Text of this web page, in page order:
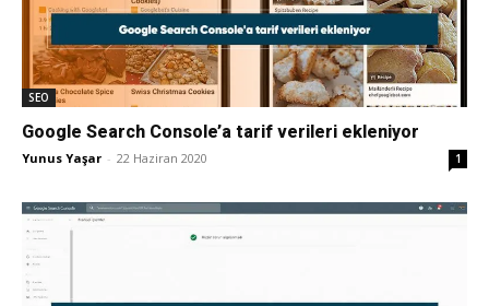
SEO
Google Search Console’a tarif verileri ekleniyor
Yunus Yaşar - 22 Haziran 2020 1